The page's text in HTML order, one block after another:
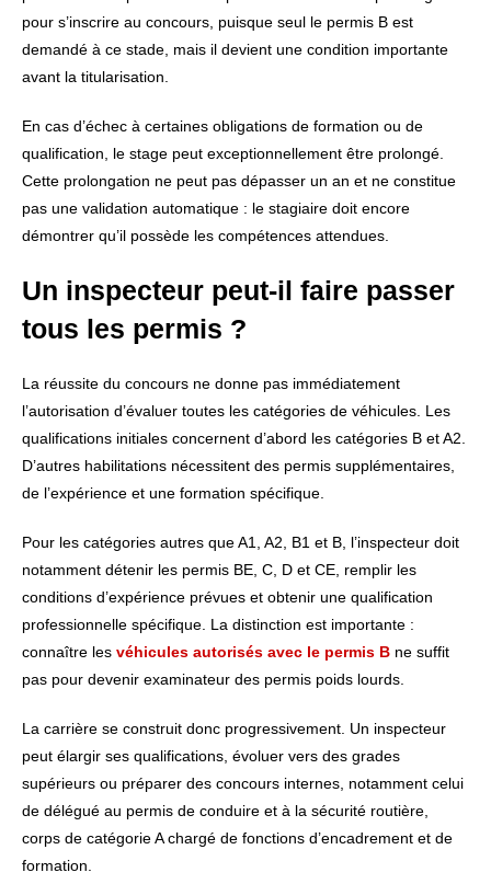
pour s’inscrire au concours, puisque seul le permis B est
demandé à ce stade, mais il devient une condition importante
avant la titularisation.
En cas d’échec à certaines obligations de formation ou de
qualification, le stage peut exceptionnellement être prolongé.
Cette prolongation ne peut pas dépasser un an et ne constitue
pas une validation automatique : le stagiaire doit encore
démontrer qu’il possède les compétences attendues.
Un inspecteur peut-il faire passer
tous les permis ?
La réussite du concours ne donne pas immédiatement
l’autorisation d’évaluer toutes les catégories de véhicules. Les
qualifications initiales concernent d’abord les catégories B et A2.
D’autres habilitations nécessitent des permis supplémentaires,
de l’expérience et une formation spécifique.
Pour les catégories autres que A1, A2, B1 et B, l’inspecteur doit
notamment détenir les permis BE, C, D et CE, remplir les
conditions d’expérience prévues et obtenir une qualification
professionnelle spécifique. La distinction est importante :
connaître les véhicules autorisés avec le permis B ne suffit
pas pour devenir examinateur des permis poids lourds.
La carrière se construit donc progressivement. Un inspecteur
peut élargir ses qualifications, évoluer vers des grades
supérieurs ou préparer des concours internes, notamment celui
de délégué au permis de conduire et à la sécurité routière,
corps de catégorie A chargé de fonctions d’encadrement et de
formation.